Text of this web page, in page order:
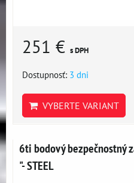
251 € s DPH
Dostupnosť: 3 dni
VYBERTE VARIANT
6ti bodový bezpečnostný
"- STEEL